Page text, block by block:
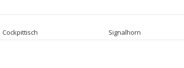
Cockpittisch Signalhorn